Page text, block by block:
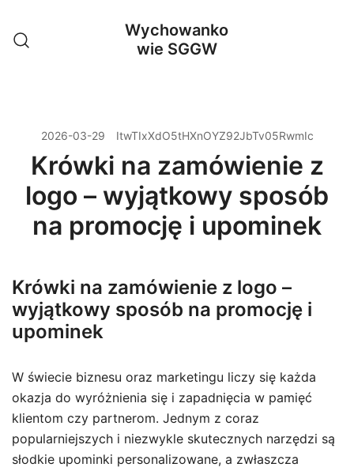
treści
Wychowanko
wie SGGW
2026-03-29 ItwTIxXdO5tHXnOYZ92JbTv05RwmIc
Krówki na zamówienie z
logo – wyjątkowy sposób
na promocję i upominek
Krówki na zamówienie z logo –
wyjątkowy sposób na promocję i
upominek
W świecie biznesu oraz marketingu liczy się każda
okazja do wyróżnienia się i zapadnięcia w pamięć
klientom czy partnerom. Jednym z coraz
popularniejszych i niezwykle skutecznych narzędzi są
słodkie upominki personalizowane, a zwłaszcza